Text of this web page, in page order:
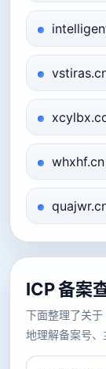
whxhf.cn
ICP 备案
下面整理了关
地理解备案号、